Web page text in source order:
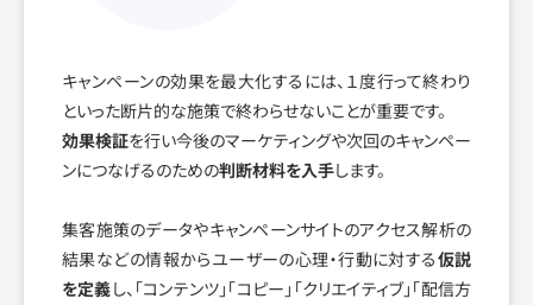
キャンペーンの効果を最大化するには、１度行って終わり
といった断片的な施策で終わらせないことが重要です。
効果検証を行い今後のマーケティングや次回のキャンペー
ンにつなげるのための判断材料を入手します。
集客施策のデータやキャンペーンサイトのアクセス解析の
結果などの情報からユーザーの心理・行動に対する仮説
を定義し、「コンテンツ」「コピー」「クリエイティブ」「配信方